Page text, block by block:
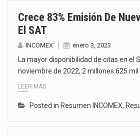
Crece 83% Emisión De
El SAT
INCOMEX enero 3, 2023
La mayor disponibilidad de citas en el
noviembre de 2022, 2 millones 625 mil
LEER MÁS
Posted in Resumen INCOMEX,